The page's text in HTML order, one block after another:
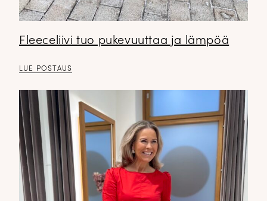
Fleeceliivi tuo pukevuuttaa ja lämpöä
LUE POSTAUS